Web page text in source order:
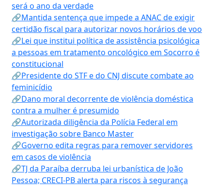
será o ano da verdade
🔗Mantida sentença que impede a ANAC de exigir
certidão fiscal para autorizar novos horários de voo
🔗Lei que institui política de assistência psicológica
a pessoas em tratamento oncológico em Socorro é
constitucional
🔗Presidente do STF e do CNJ discute combate ao
feminicídio
🔗Dano moral decorrente de violência doméstica
contra a mulher é presumido
🔗Autorizada diligência da Polícia Federal em
investigação sobre Banco Master
🔗Governo edita regras para remover servidores
em casos de violência
🔗TJ da Paraíba derruba lei urbanística de João
Pessoa; CRECI-PB alerta para riscos à segurança